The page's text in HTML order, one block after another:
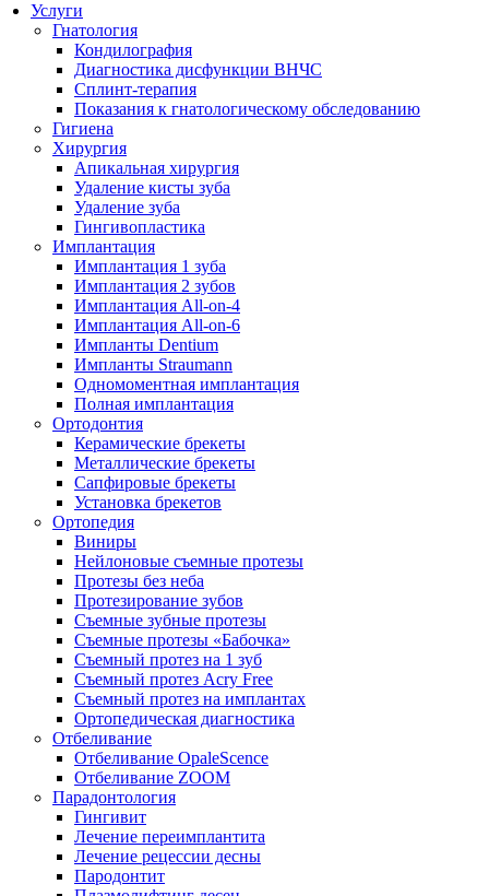
Услуги
Гнатология
Кондилография
Диагностика дисфункции ВНЧС
Сплинт-терапия
Показания к гнатологическому обследованию
Гигиена
Хирургия
Апикальная хирургия
Удаление кисты зуба
Удаление зуба
Гингивопластика
Имплантация
Имплантация 1 зуба
Имплантация 2 зубов
Имплантация All-on-4
Имплантация All-on-6
Импланты Dentium
Импланты Straumann
Одномоментная имплантация
Полная имплантация
Ортодонтия
Керамические брекеты
Металлические брекеты
Сапфировые брекеты
Установка брекетов
Ортопедия
Виниры
Нейлоновые съемные протезы
Протезы без неба
Протезирование зубов
Съемные зубные протезы
Съемные протезы «Бабочка»
Съемный протез на 1 зуб
Съемный протез Acry Free
Съемный протез на имплантах
Ортопедическая диагностика
Отбеливание
Отбеливание OpaleScence
Отбеливание ZOOM
Парадонтология
Гингивит
Лечение переимплантита
Лечение рецессии десны
Пародонтит